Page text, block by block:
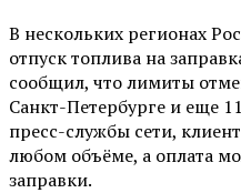
В нескольких регионах
отпуск топлива на
сообщил, что лимиты
Санкт-Петербурге и еще
пресс-службы сети,
любом объёме, а оплата
заправки.